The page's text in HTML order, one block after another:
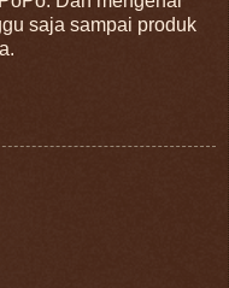
saja sampai produk